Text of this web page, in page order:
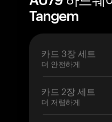
Tangem
카드 3장 세트
더 안전하게
카드 2장 세트
더 저렴하게